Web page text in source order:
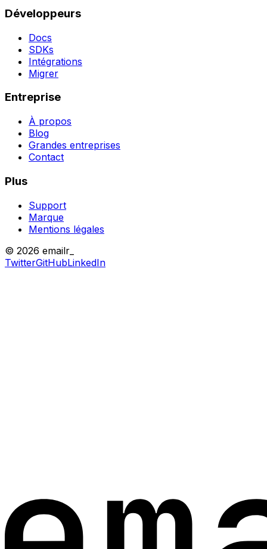
Développeurs
Docs
SDKs
Intégrations
Migrer
Entreprise
À propos
Blog
Grandes entreprises
Contact
Plus
Support
Marque
Mentions légales
© 2026 emailr_
TwitterGitHubLinkedIn